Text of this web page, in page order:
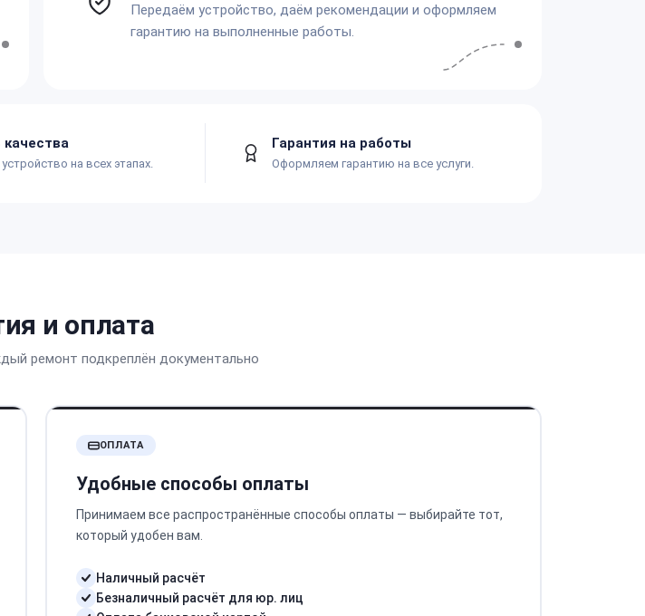
Передаём устройство, даём рекомендации и оформляем
гарантию на выполненные работы.
на всех этапах.
Гарантия на работы
Оформляем гарантию на все услуги.
и оплата
ремонт подкреплён документально
ОПЛАТА
Удобные способы оплаты
Принимаем все распространённые способы оплаты — выбирайте тот,
который удобен вам.
Наличный расчёт
Безналичный расчёт для юр. лиц